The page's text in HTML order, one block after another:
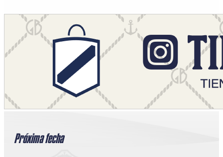
Próxima fecha